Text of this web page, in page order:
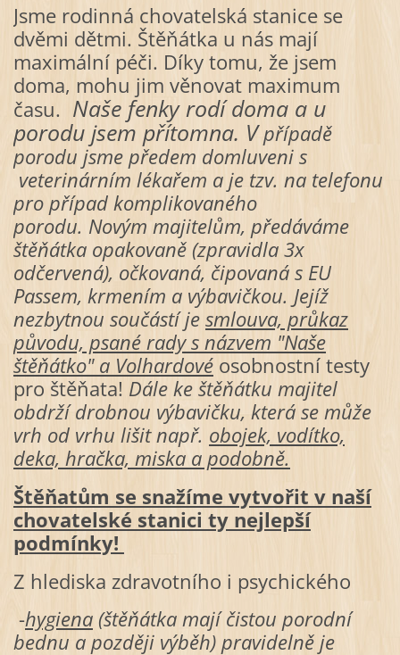
Jsme rodinná chovatelská stanice se
dvěmi dětmi. Štěňátka u nás mají
maximální péči. Díky tomu, že jsem
doma, mohu jim věnovat maximum
času. Naše fenky rodí doma a u
porodu jsem přítomna. Vpřípadě
porodu jsme předem domluveni s
veterinárním lékařem a je tzv. na telefonu
pro případ komplikovaného
porodu. Novým majitelům, předáváme
štěňátka opakovaně (zpravidla 3x
odčervená), očkovaná, čipovaná s EU
Passem, krmením a výbavičkou. Jejíž
nezbytnou součástí jesmlouva, průkaz
původu, psané rady s názvem "Naše
štěňátko" a Volhardové osobnostní testy
pro štěňata! Dále ke štěňátku majitel
obdrží drobnou výbavičku, která se může
vrh od vrhu lišit např. obojek, vodítko,
deka, hračka, miska a podobně.
Štěňatům se snažíme vytvořit v naší
chovatelské stanici ty nejlepší
podmínky!
Z hlediska zdravotního i psychického
-hygiena(štěňátka mají čistou porodní
bednu a později výběh) pravidelně je